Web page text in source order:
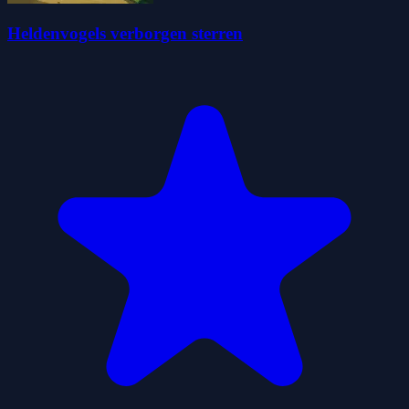
Heldenvogels verborgen sterren